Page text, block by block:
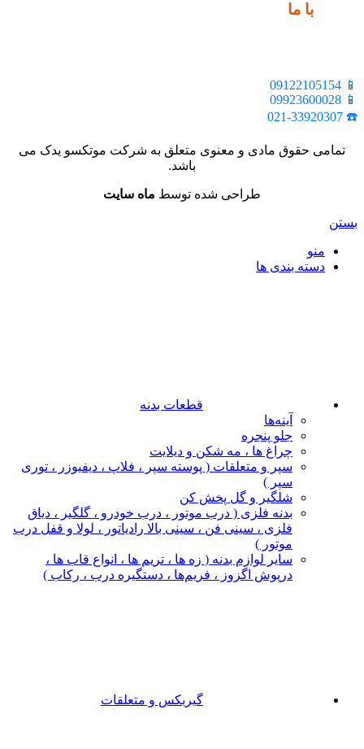
با ما
📱 09122105154
📱 09923600028
☎️ 021-33920307
تمامی حقوق مادی و معنوی متعلق به شرکت موتکسو یدک می
باشد.
طراحی شده توسط ماه سایت
بستن
منو
دسته بندی ها
قطعات بدنه
آینه‌ها
جلو پنجره
چراغ‌ ها ، مه‌ شکن و دیلایت
سپر و متعلقات ( پوسته سپر ، فلاپ ، دیفیوزر ، توری
سپر )
شلگیر و گل‌ پخش‌ کن
بدنه فلزی ( درب موتور ، درب خودرو ، گلگیر ، دیاق
فلزی ، سینی فن ، سینی بالا رادیاتور ، لولا و قفل درب
موتور )
سایر لوازم بدنه ( زه ها ، تریم ها ، انواع قاب ها ،
درپوش اگزوز ، فریم‌ها ، دستگیره درب ، رکاب )
گیربکس و متعلقات